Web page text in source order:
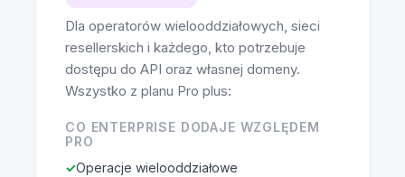
Dla operatorów wielooddziałowych, sieci
resellerskich i każdego, kto potrzebuje
dostępu do API oraz własnej domeny.
Wszystko z planu Pro plus:
CO ENTERPRISE DODAJE WZGLĘDEM
PRO
Operacje wielooddziałowe